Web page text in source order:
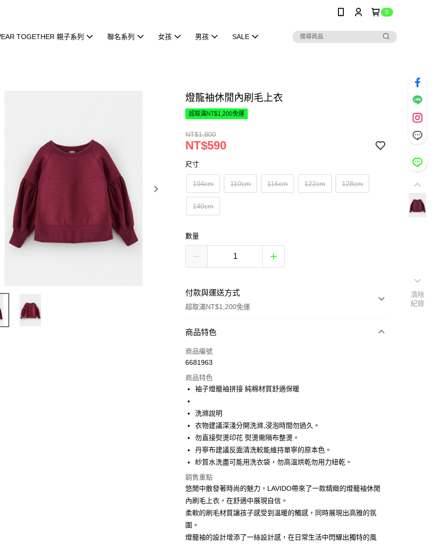
0
TOGETHER 親子系列 聯名系列 女孩 男孩 SALE
燈籠袖休閒內刷毛上衣
超取滿NT$1,200免運
NT$1,800
NT$590
尺寸
104cm 110cm 116cm 122cm 128cm
140cm
數量
付款與運送方式
超取滿NT$1,200免運
付款方式
信用卡一次付款
Apple Pay
街口支付
悠遊付
大哥付你分期
相關說明
【大哥付你分期使用說明】
2.付款方式選擇「大哥付你分期」，訂單成立後會自動跳轉到大哥付的交易
流程，驗證手機門號後，選擇欲分期的期數、繳款截止日，確認付款後即
完成交易。
3.實際核准額度、可分期數及費用金額請依後續交易確認頁面所載為準。
4.訂單成立30分鐘內，如未前往確認交易或遇審核未通過，訂單將自動取
消。如遇「轉專審核」未通過狀況，表示未達大哥付你分期系統評分，恕
【繳款方式說明】
運送方式
全家取貨付款
商品特色
商品編號
6681963
商品特色
袖子燈籠袖拼接 純棉材質舒適保暖
洗滌說明
衣物建議深淺分開洗滌,浸泡時間勿過久。
勿直接熨燙印花 熨燙需隔布整燙。
丹寧布建議反面清洗較能維持單寧的原本色。
紗質水洗盡可能用洗衣袋，勿高溫烘乾勿用力紐乾。
銷售重點
悠閒中散發著時尚的魅力，LAVIDO帶來了一款精緻的燈籠袖休閒
內刷毛上衣，在舒適中展現自信。
柔軟的刷毛材質讓孩子感受到溫暖的觸感，同時展現出高雅的氛
圍。
燈籠袖的設計增添了一絲設計感，在日常生活中閃耀出獨特的風
清除
紀錄